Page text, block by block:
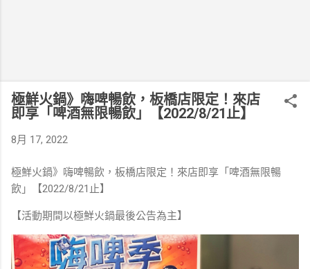
極鮮火鍋》嗨啤暢飲，板橋店限定！來店
即享「啤酒無限暢飲」【2022/8/21止】
8月 17, 2022
極鮮火鍋》嗨啤暢飲，板橋店限定！來店即享「啤酒無限暢
飲」【2022/8/21止】
【活動期間以極鮮火鍋最後公告為主】